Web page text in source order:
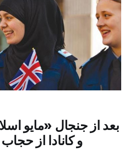
بعد از جنجال «مایو
و کانادا از